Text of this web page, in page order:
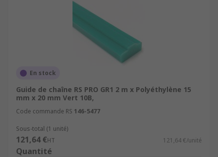
En stock
Guide de chaîne RS PRO GR1 2 m x Polyéthylène 15
mm x 20 mm Vert 10B,
Code commande RS 146-5477
Sous-total (1 unité)
121,64 €HT 121,64 €/unité
Quantité